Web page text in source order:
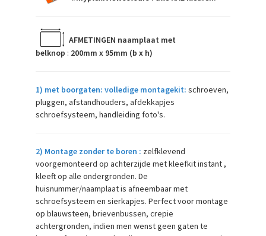
AFMETINGEN naamplaat met
belknop : 200mm x 95mm (b x h)
1) met boorgaten: volledige montagekit: schroeven,
pluggen, afstandhouders, afdekkapjes
schroefsysteem, handleiding foto's.
2) Montage zonder te boren : zelfklevend
voorgemonteerd op achterzijde met kleefkit instant ,
kleeft op alle ondergronden. De
huisnummer/naamplaat is afneembaar met
schroefsysteem en sierkapjes. Perfect voor montage
op blauwsteen, brievenbussen, crepie
achtergronden, indien men wenst geen gaten te